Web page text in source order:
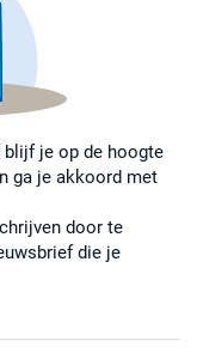
blijf je op de hoogte
ga je akkoord met
door te
die je